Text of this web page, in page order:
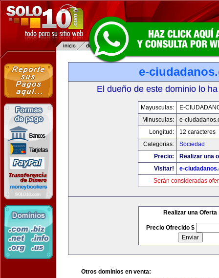
e-
El dueño de este dominio lo
Mayusculas:
E-
Minusculas:
e-
Longitud:
12 caracteres
Categorias:
Sociedad
Precio:
Realizar una
Visitar!
e-
Serán consideradas
Realizar una Oferta
Precio Ofrecido $
Otros dominios en venta: